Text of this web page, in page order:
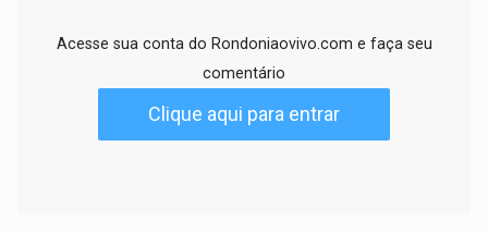
Acesse sua conta do Rondoniaovivo.com e faça seu
comentário
Clique aqui para entrar